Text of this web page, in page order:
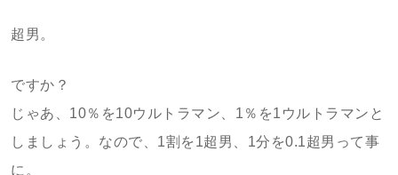
超男。
ですか？
じゃあ、10％を10ウルトラマン、1％を1ウルトラマンと
しましょう。なので、1割を1超男、1分を0.1超男って事
に。